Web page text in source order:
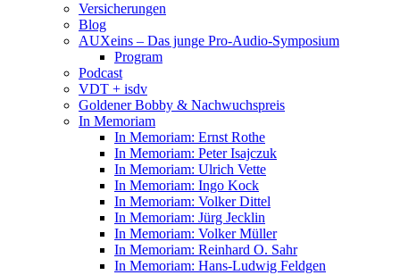
Versicherungen
Blog
AUXeins – Das junge Pro-Audio-Symposium
Program
Podcast
VDT + isdv
Goldener Bobby & Nachwuchspreis
In Memoriam
In Memoriam: Ernst Rothe
In Memoriam: Peter Isajczuk
In Memoriam: Ulrich Vette
In Memoriam: Ingo Kock
In Memoriam: Volker Dittel
In Memoriam: Jürg Jecklin
In Memoriam: Volker Müller
In Memoriam: Reinhard O. Sahr
In Memoriam: Hans-Ludwig Feldgen